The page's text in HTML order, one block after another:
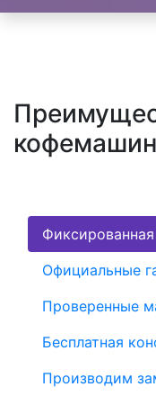
Официальные
Проверенные
Бесплатная
Производим